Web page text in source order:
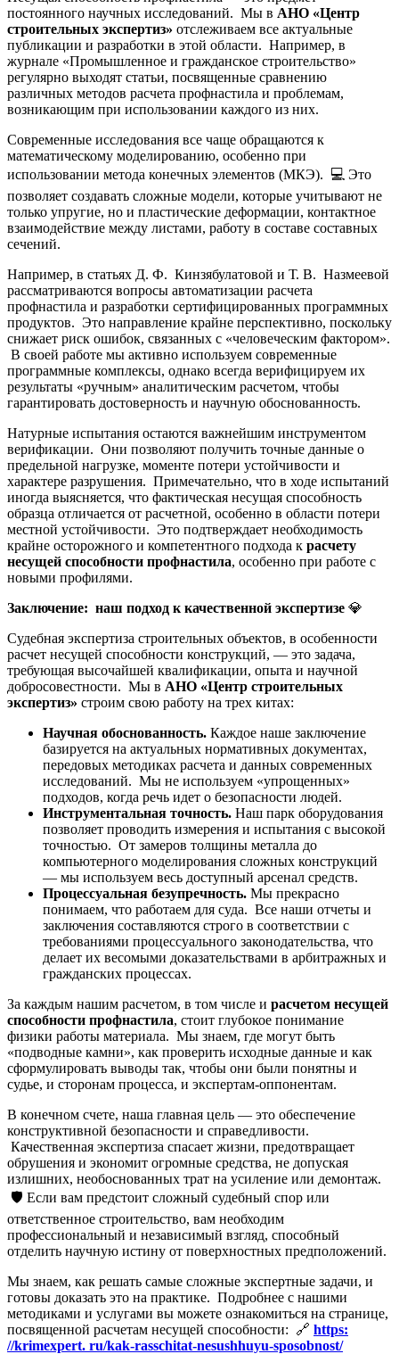
постоянного научных исследований. Мы в АНО «Центр
строительных экспертиз» отслеживаем все актуальные
публикации и разработки в этой области. Например, в
журнале «Промышленное и гражданское строительство»
регулярно выходят статьи, посвященные сравнению
различных методов расчета профнастила и проблемам,
возникающим при использовании каждого из них.
Современные исследования все чаще обращаются к
математическому моделированию, особенно при
использовании метода конечных элементов (МКЭ). 💻 Это
позволяет создавать сложные модели, которые учитывают не
только упругие, но и пластические деформации, контактное
взаимодействие между листами, работу в составе составных
сечений.
Например, в статьях Д. Ф. Кинзябулатовой и Т. В. Назмеевой
рассматриваются вопросы автоматизации расчета
профнастила и разработки сертифицированных программных
продуктов. Это направление крайне перспективно, поскольку
снижает риск ошибок, связанных с «человеческим фактором».
В своей работе мы активно используем современные
программные комплексы, однако всегда верифицируем их
результаты «ручным» аналитическим расчетом, чтобы
гарантировать достоверность и научную обоснованность.
Натурные испытания остаются важнейшим инструментом
верификации. Они позволяют получить точные данные о
предельной нагрузке, моменте потери устойчивости и
характере разрушения. Примечательно, что в ходе испытаний
иногда выясняется, что фактическая несущая способность
образца отличается от расчетной, особенно в области потери
местной устойчивости. Это подтверждает необходимость
крайне осторожного и компетентного подхода к расчету
несущей способности профнастила, особенно при работе с
новыми профилями.
Заключение: наш подход к качественной экспертизе 💎
Судебная экспертиза строительных объектов, в особенности
расчет несущей способности конструкций, — это задача,
требующая высочайшей квалификации, опыта и научной
добросовестности. Мы в АНО «Центр строительных
экспертиз» строим свою работу на трех китах:
Научная обоснованность. Каждое наше заключение
базируется на актуальных нормативных документах,
передовых методиках расчета и данных современных
исследований. Мы не используем «упрощенных»
подходов, когда речь идет о безопасности людей.
Инструментальная точность. Наш парк оборудования
позволяет проводить измерения и испытания с высокой
точностью. От замеров толщины металла до
компьютерного моделирования сложных конструкций
— мы используем весь доступный арсенал средств.
Процессуальная безупречность. Мы прекрасно
понимаем, что работаем для суда. Все наши отчеты и
заключения составляются строго в соответствии с
требованиями процессуального законодательства, что
делает их весомыми доказательствами в арбитражных и
гражданских процессах.
За каждым нашим расчетом, в том числе и расчетом несущей
способности профнастила, стоит глубокое понимание
физики работы материала. Мы знаем, где могут быть
«подводные камни», как проверить исходные данные и как
сформулировать выводы так, чтобы они были понятны и
судье, и сторонам процесса, и экспертам-оппонентам.
В конечном счете, наша главная цель — это обеспечение
конструктивной безопасности и справедливости.
Качественная экспертиза спасает жизни, предотвращает
обрушения и экономит огромные средства, не допуская
излишних, необоснованных трат на усиление или демонтаж.
🛡️ Если вам предстоит сложный судебный спор или
ответственное строительство, вам необходим
профессиональный и независимый взгляд, способный
отделить научную истину от поверхностных предположений.
Мы знаем, как решать самые сложные экспертные задачи, и
готовы доказать это на практике. Подробнее с нашими
методиками и услугами вы можете ознакомиться на странице,
посвященной расчетам несущей способности: 🔗 https:
//krimexpert. ru/kak-rasschitat-nesushhuyu-sposobnost/